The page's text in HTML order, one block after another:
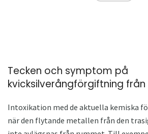
Tecken och symptom på
kvicksilverångförgiftning
Intoxikation med de aktuella kemiska
när den flytande metallen från den